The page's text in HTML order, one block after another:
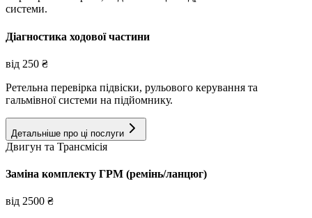
системи.
Діагностика ходової частини
від 250 ₴
Ретельна перевірка підвіски, рульового керування та
гальмівної системи на підйомнику.
Детальніше про ці послуги
Двигун та Трансмісія
Заміна комплекту ГРМ (ремінь/ланцюг)
від 2500 ₴